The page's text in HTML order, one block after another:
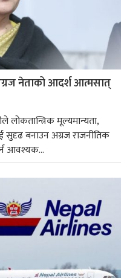
नेताको आदर्श आत्मसात्
लोकतान्त्रिक मूल्यमान्यता,
सुदृढ बनाउन अग्रज राजनीतिक
आवश्यक...